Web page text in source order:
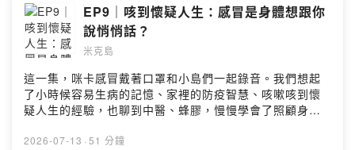
我們一起聊聊家族、歸屬感、父母期待，還有一隻堅持要
入族譜的貓！換一個名字，真的會讓人生跟著改變嗎？還
是名字只是陪我們走過某一段路，讓我們更清楚自己想成
為誰？也歡迎你來想想：當別人叫出你的名字時，你的身
體感覺舒服嗎？-----------------------------------------------
----------------每個人都是一座小島，有自己的天氣、節
奏，還有獨特的生態系和生命力。三座小島，開始有了交
會，甚至有時候，會突然連上線——滋滋滋⚡滋滋滋⚡這是
一份給小島們的邀請，這裡沒有標準答案，我們聊聊關於
EP9｜咳到懷疑人生：感冒是身體想跟你
說悄悄話？
米克島
這一集，咪卡感冒戴著口罩和小島們一起錄音。我們想起
了小時候容易生病的記憶、家裡的防疫智慧、咳嗽咳到懷
疑人生的經驗，也聊到中醫、蜂膠，慢慢學會了照顧身體
距工作、關係考驗，甚至是人生方向的轉彎。原來生病不
2026-07-13 · 51 分鐘